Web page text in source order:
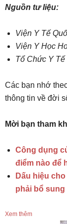
Nguồn tư liệu:
Viện Y Tế
Viện Y Học
Tổ Chức Y
Các bạn nhớ
thông tin về đời
Mời bạn tham
Công dụng
điểm nào để
Dấu hiệu
phải bổ sung
Xem thêm